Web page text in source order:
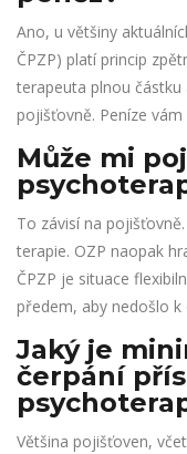
Ano, u většiny
ČPZP) platí princip
terapeuta plnou
pojišťovně. Peníze
Může mi
To závisí na
terapie. OZP naopak
ČPZP je situace
předem, aby nedošlo
Jaký je
čerpání
Většina pojišťoven,